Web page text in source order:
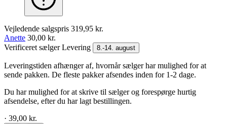
Vejledende salgspris 319,95 kr.
Anette 30,00 kr.
Verificeret sælgerLevering 8.-14. august
Leveringstiden afhænger af, hvornår sælger har mulighed for at
sende pakken. De fleste pakker afsendes inden for 1-2 dage.
Du har mulighed for at skrive til sælger og forespørge hurtig
afsendelse, efter du har lagt bestillingen.
· 39,00 kr.